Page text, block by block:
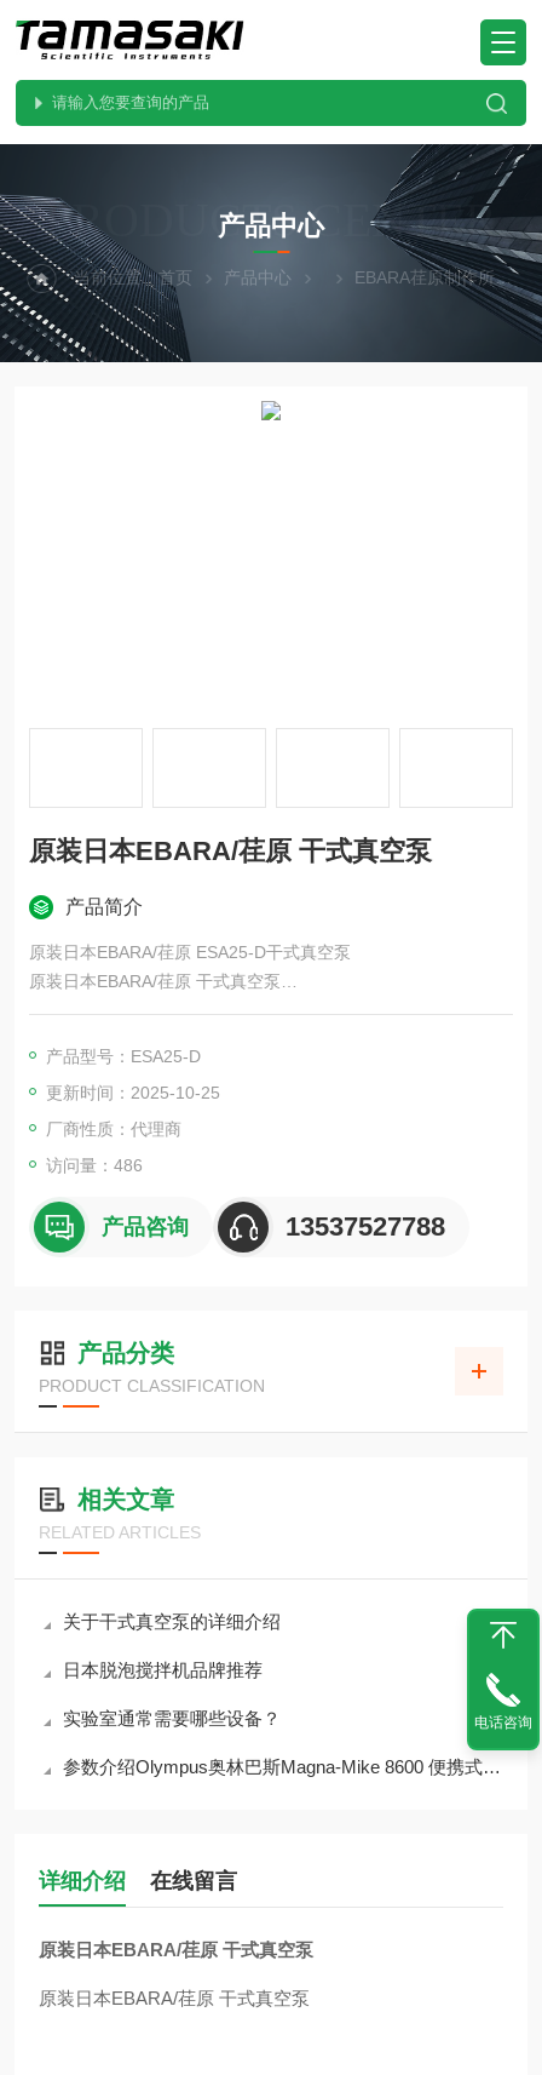
PRODUCTS CENTER
产品中心
当前位置：首页 产品中心 EBARA荏原制作所
原装日本EBARA/荏原 干式真空泵
产品简介
原装日本EBARA/荏原 ESA25-D干式真空泵
原装日本EBARA/荏原 干式真空泵
荏原的精密、电子事业分公司支援业界的技术制造环境，是真空
荏原向世界提供各式各样的产品，除了半导体制造的CMP装置，
还有干式真空泵、废气处理设备、臭氧水制造设备等。这些产品
具有高性能、高可靠性以及安心的支援体制，持续被采用于多样
化的领域。
产品型号：ESA25-D
更新时间：2025-10-25
厂商性质：代理商
访问量：486
产品咨询 13537527788
产品分类
PRODUCT CLASSIFICATION
相关文章
RELATED ARTICLES
关于干式真空泵的详细介绍
日本脱泡搅拌机品牌推荐
实验室通常需要哪些设备？
参数介绍Olympus奥林巴斯Magna‑Mike 8600 便携式霍尔效应测厚仪
详细介绍 在线留言
原装日本EBARA/荏原 干式真空泵
原装日本EBARA/荏原 干式真空泵
电话咨询